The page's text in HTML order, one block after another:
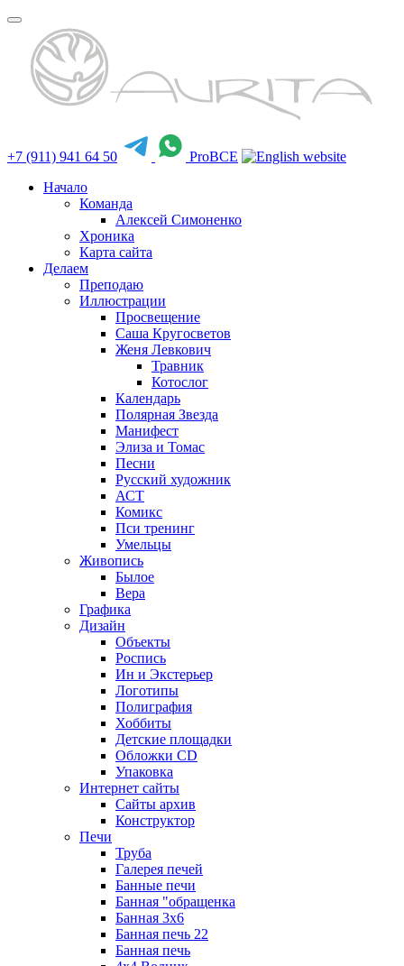
+7 (911) 941 64 50
ProBCE
Начало
Команда
Алексей Симоненко
Хроника
Карта сайта
Делаем
Преподаю
Иллюстрации
Просвещение
Саша Кругосветов
Женя Левкович
Травник
Котослог
Календарь
Полярная Звезда
Манифест
Элиза и Томас
Песни
Русский художник
АСТ
Комикс
Пси тренинг
Умельцы
Живопись
Былое
Вера
Графика
Дизайн
Объекты
Роспись
Ин и Экстерьер
Логотипы
Полиграфия
Хоббиты
Детские площадки
Обложки CD
Упаковка
Интернет сайты
Сайты архив
Конструктор
Печи
Труба
Галерея печей
Банные печи
Банная "обращенка
Банная 3х6
Банная печь 22
Банная печь